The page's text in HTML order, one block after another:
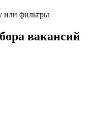
или фильтры
вакансий